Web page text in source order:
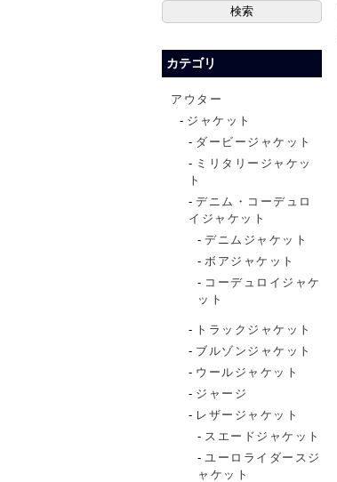
カテゴリ
アウター
ジャケット
ダービージャケット
ミリタリージャケッ
ト
デニム・コーデュロ
イジャケット
デニムジャケット
ボアジャケット
コーデュロイジャケ
ット
トラックジャケット
ブルゾンジャケット
ウールジャケット
ジャージ
レザージャケット
スエードジャケット
ユーロライダースジ
ャケット